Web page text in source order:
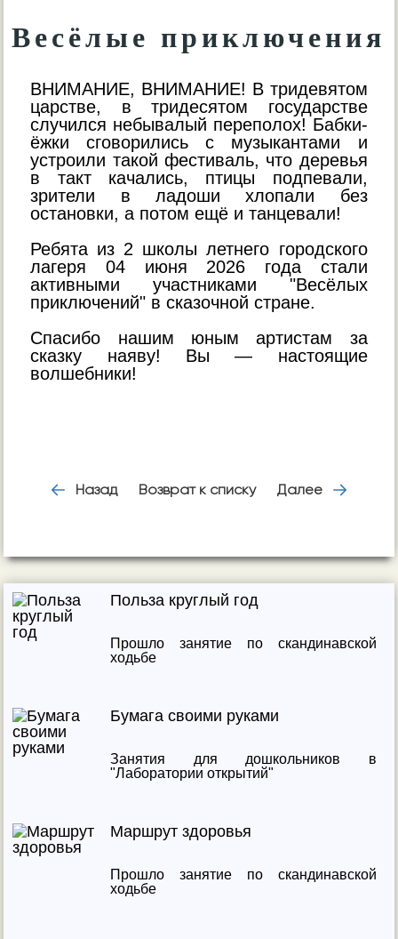
Польза круглый год
Прошло занятие по скандинавской
ходьбе
Бумага своими руками
Занятия для дошкольников в
"Лаборатории открытий"
Маршрут здоровья
Прошло занятие по скандинавской
ходьбе
Весёлые приключения
ВНИМАНИЕ, ВНИМАНИЕ! В тридевятом
царстве, в тридесятом государстве
случился небывалый переполох! Бабки-
ёжки сговорились с музыкантами и
устроили такой фестиваль, что деревья
в такт качались, птицы подпевали,
зрители в ладоши хлопали без
остановки, а потом ещё и танцевали!
Ребята из 2 школы летнего городского
лагеря 04 июня 2026 года стали
активными участниками "Весёлых
приключений" в сказочной стране.
Спасибо нашим юным артистам за
сказку наяву! Вы — настоящие
волшебники!
Назад Возврат к списку Далее